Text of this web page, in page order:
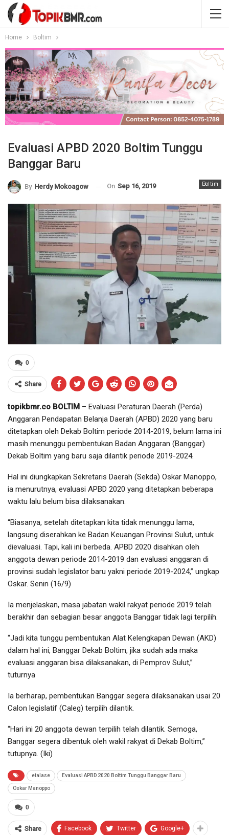
Home Boltim
Evaluasi APBD 2020 Boltim Tunggu
Banggar Baru
Boltim
By Herdy Mokoagow On Sep 16, 2019
0
Share
topikbmr.co BOLTIM – Evaluasi Peraturan Daerah (Perda)
Anggaran Pendapatan Belanja Daerah (APBD) 2020 yang baru
ditetapkan oleh Dekab Boltim periode 2014-2019, belum lama ini
masih menunggu pembentukan Badan Anggaran (Banggar)
Dekab Boltim yang baru saja dilantik periode 2019-2024.
Hal ini diungkapkan Sekretaris Daerah (Sekda) Oskar Manoppo,
ia menurutnya, evaluasi APBD 2020 yang ditetapkan beberapa
waktu lalu belum bisa dilaksanakan.
“Biasanya, setelah ditetapkan kita tidak menunggu lama,
langsung diserahkan ke Badan Keuangan Provinsi Sulut, untuk
dievaluasi. Tapi, kali ini berbeda. APBD 2020 disahkan oleh
anggota dewan periode 2014-2019 dan evaluasi anggaran di
provinsi sudah legislator baru yakni periode 2019-2024,” ungkap
Oskar. Senin (16/9)
Ia menjelaskan, masa jabatan wakil rakyat periode 2019 telah
berakhir dan sebagian besar anggota Banggar tidak lagi terpilih.
“Jadi kita tunggu pembentukan Alat Kelengkapan Dewan (AKD)
dalam hal ini, Banggar Dekab Boltim, jika sudah ada maka
evaluasi anggaran bisa dilaksanakan, di Pemprov Sulut,”
tuturnya
Ia berharap, pembentukan Banggar segera dilaksanakan usai 20
Calon legislatif (Caleg) terpilih dilantik.
“Hari ini 20 anggota dewan terpilih telah dilantik. Semoga,
Banggar segera dibentuk oleh wakil rakyat di Dekab Boltim,”
tutupnya. (Iki)
etalase Evaluasi APBD 2020 Boltim Tunggu Banggar Baru
Oskar Manoppo
0
Share Facebook Twitter Google+